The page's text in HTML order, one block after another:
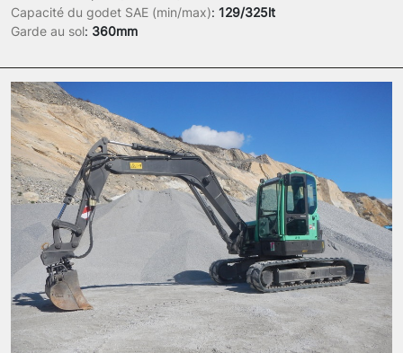
Capacité du godet SAE (min/max): 129/325lt
Garde au sol: 360mm